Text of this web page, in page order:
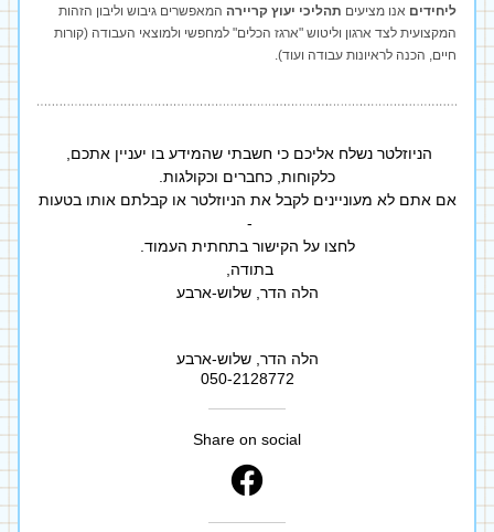
ליחידים אנו מציעים תהליכי יעוץ קריירה
חיים, הכנה לראיונות עבודה ועוד).
כלקוחות, כחברים וכקולגות.
-
לחצו על הקישור בתחתית העמוד.
בתודה,
הלה הדר, שלוש-ארבע
הלה הדר, שלוש-ארבע
050-2128772
Share on social